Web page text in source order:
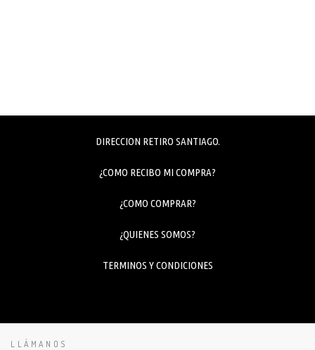
DIRECCION RETIRO SANTIAGO.
¿COMO RECIBO MI COMPRA?
¿COMO COMPRAR?
¿QUIENES SOMOS?
TERMINOS Y CONDICIONES
LLÁMANOS